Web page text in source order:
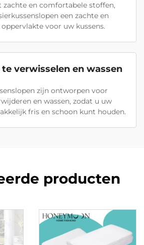
zachte en comfortabele stoffen,
een zachte en
voor uw kussens.
verwisselen en wassen
zijn ontworpen voor
en wassen, zodat u uw
fris en schoon kunt houden.
producten